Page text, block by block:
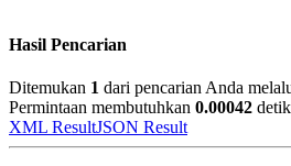
Hasil Pencarian
Ditemukan 1 dari pencarian Anda
Permintaan membutuhkan 0.00042
XML ResultJSON Result